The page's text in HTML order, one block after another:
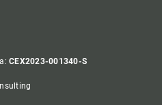
CEX2023-001340-S